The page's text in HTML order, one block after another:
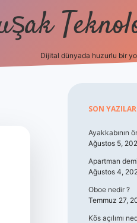
Dijital dünyada huzurlu bir
SON YAZILAR
Ayakkabının
Ağustos 5,
Apartman
Ağustos 4,
Oboe nedir ?
Temmuz 27,
Kös açılımı